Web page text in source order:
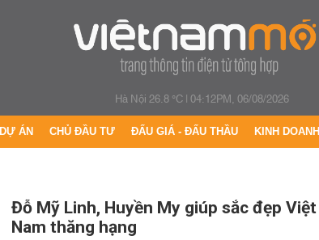
Hà Nội 26.8 °C|04:12PM, 06/08/2026
DỰ ÁN CHỦ ĐẦU TƯ ĐẤU GIÁ - ĐẤU THẦU KINH DOANH
Đỗ Mỹ Linh, Huyền My giúp sắc đẹp Việt
Nam thăng hạng